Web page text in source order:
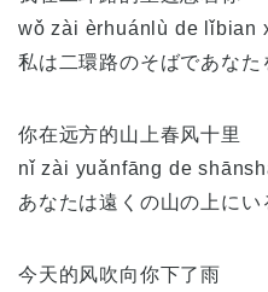
wǒ zài èrhuánlù de lǐbian
私は二環路のそばであなた
你在远方的山上春风十里
nǐ zài yuǎnfāng de
あなたは遠くの山の上に
今天的风吹向你下了雨